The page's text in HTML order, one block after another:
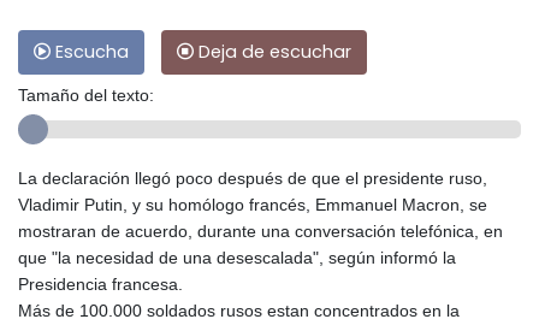
Escucha Deja de escuchar
Tamaño del texto:
La declaración llegó poco después de que el presidente ruso,
Vladimir Putin, y su homólogo francés, Emmanuel Macron, se
mostraran de acuerdo, durante una conversación telefónica, en
que "la necesidad de una desescalada", según informó la
Presidencia francesa.
Más de 100.000 soldados rusos estan concentrados en la